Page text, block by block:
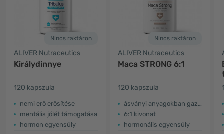
Nincs raktáron
ALIVER Nutraceutics
Királydinnye
120 kapszula
nemi erő erősítése
mentális jólét támogatása
hormon egyensúly
Nincs raktáron
ALIVER Nutraceutics
Maca STRONG 6:1
120 kapszula
ásványi anyagokban gazdag
6:1 kivonat
hormonális egyensúly